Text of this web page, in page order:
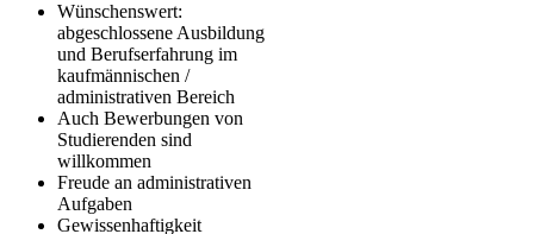
Wünschenswert:
abgeschlossene Ausbildung
und Berufserfahrung im
kaufmännischen /
administrativen Bereich
Auch Bewerbungen von
Studierenden sind
willkommen
Freude an administrativen
Aufgaben
Gewissenhaftigkeit